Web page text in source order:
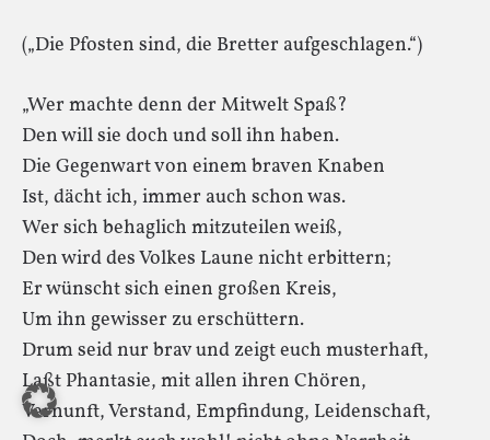
(„Die Pfosten sind, die Bretter aufgeschlagen.“)
„Wer machte denn der Mitwelt Spaß?
Den will sie doch und soll ihn haben.
Die Gegenwart von einem braven Knaben
Ist, dächt ich, immer auch schon was.
Wer sich behaglich mitzuteilen weiß,
Den wird des Volkes Laune nicht erbittern;
Er wünscht sich einen großen Kreis,
Um ihn gewisser zu erschüttern.
Drum seid nur brav und zeigt euch musterhaft,
Laßt Phantasie, mit allen ihren Chören,
Vernunft, Verstand, Empfindung, Leidenschaft,